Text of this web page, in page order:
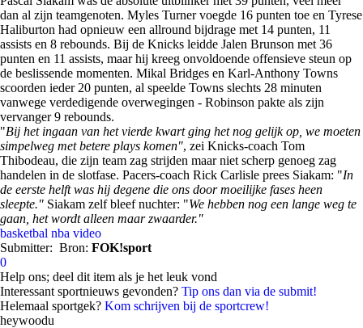
dan al zijn teamgenoten. Myles Turner voegde 16 punten toe en Tyrese
Haliburton had opnieuw een allround bijdrage met 14 punten, 11
assists en 8 rebounds. Bij de Knicks leidde Jalen Brunson met 36
punten en 11 assists, maar hij kreeg onvoldoende offensieve steun op
de beslissende momenten. Mikal Bridges en Karl-Anthony Towns
scoorden ieder 20 punten, al speelde Towns slechts 28 minuten
vanwege verdedigende overwegingen - Robinson pakte als zijn
vervanger 9 rebounds.
"Bij het ingaan van het vierde kwart ging het nog gelijk op, we moeten
simpelweg met betere plays komen", zei Knicks-coach Tom
Thibodeau, die zijn team zag strijden maar niet scherp genoeg zag
handelen in de slotfase. Pacers-coach Rick Carlisle prees Siakam: "In
de eerste helft was hij degene die ons door moeilijke fases heen
sleepte." Siakam zelf bleef nuchter: "We hebben nog een lange weg te
gaan, het wordt alleen maar zwaarder."
basketbal nba video
Submitter: Bron: FOK!sport
0
Help ons; deel dit item als je het leuk vond
Interessant sportnieuws gevonden? Tip ons dan via de submit!
Helemaal sportgek? Kom schrijven bij de sportcrew!
heywoodu